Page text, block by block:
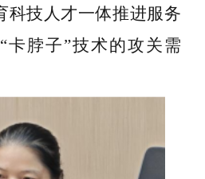
科技人才一体推进服务
“卡脖子”技术的攻关需